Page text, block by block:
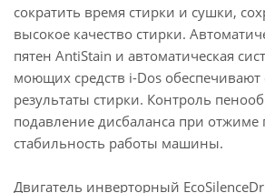
сократить время стирки и сушки,
высокое качество стирки.
пятен AntiStain и автоматическая
моющих средств i-Dos
результаты стирки. Контроль
подавление дисбаланса при отжиме
стабильность работы машины.
Двигатель инверторный